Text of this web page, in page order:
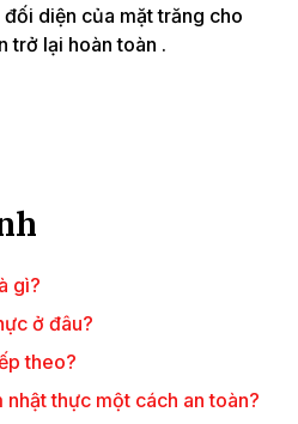
diện của mặt trăng cho
trở lại hoàn toàn .
gì?
ở đâu?
theo?
nhật thực một cách an toàn?